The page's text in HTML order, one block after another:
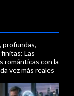
profundas,
Las
románticas con la
vez más reales